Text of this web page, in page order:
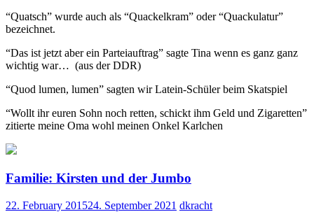
“Quatsch” wurde auch als “Quackelkram” oder “Quackulatur”
bezeichnet.
“Das ist jetzt aber ein Parteiauftrag” sagte Tina wenn es ganz ganz
wichtig war… (aus der DDR)
“Quod lumen, lumen” sagten wir Latein-Schüler beim Skatspiel
“Wollt ihr euren Sohn noch retten, schickt ihm Geld und Zigaretten”
zitierte meine Oma wohl meinen Onkel Karlchen
Familie: Kirsten und der Jumbo
22. February 201524. September 2021 dkracht